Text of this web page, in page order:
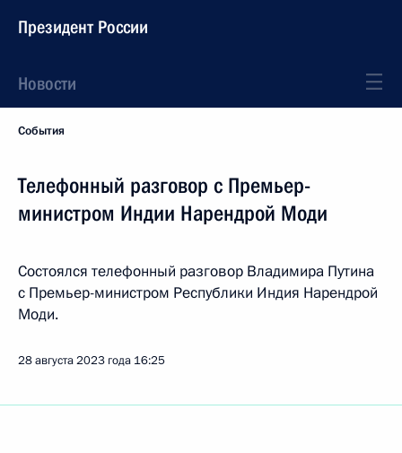
Президент России
Новости
События
Телефонный разговор с Премьер-
министром Индии Нарендрой Моди
Состоялся телефонный разговор Владимира Путина
с Премьер-министром Республики Индия Нарендрой
Моди.
28 августа 2023 года 16:25